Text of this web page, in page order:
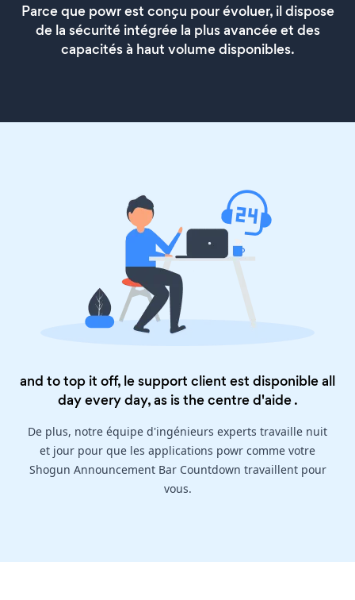
Parce que powr est conçu pour évoluer, il dispose
de la sécurité intégrée la plus avancée et des
capacités à haut volume disponibles.
and to top it off, le support client est disponible all
day every day, as is thecentre d'aide.
De plus, notre équipe d'ingénieurs experts travaille nuit
et jour pour que les applications powr comme votre
Shogun Announcement Bar Countdown travaillent pour
vous.